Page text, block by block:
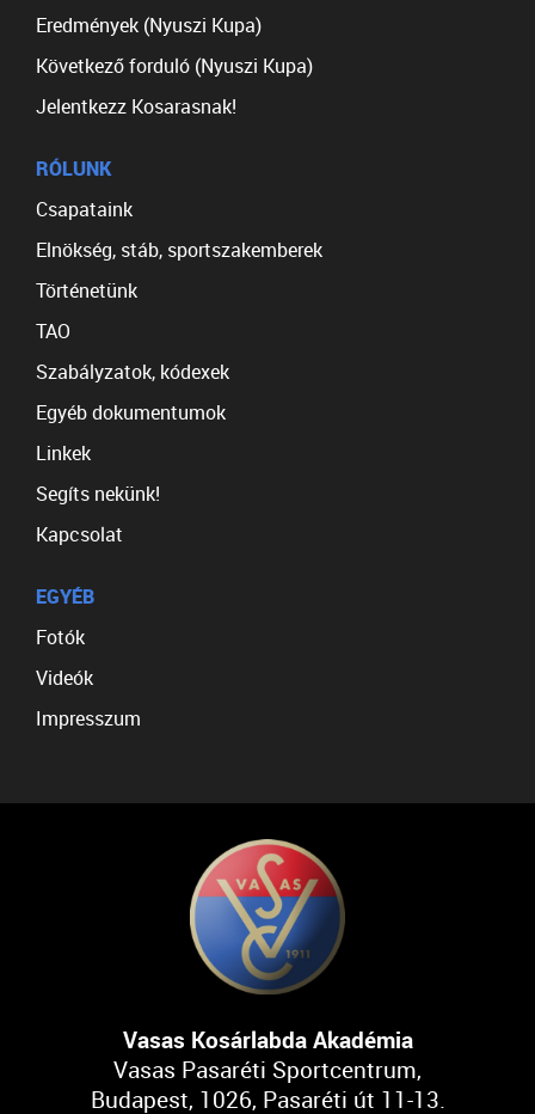
Eredmények (Nyuszi Kupa)
Következő forduló (Nyuszi Kupa)
Jelentkezz Kosarasnak!
RÓLUNK
Csapataink
Elnökség, stáb, sportszakemberek
Történetünk
TAO
Szabályzatok, kódexek
Egyéb dokumentumok
Linkek
Segíts nekünk!
Kapcsolat
EGYÉB
Fotók
Videók
Impresszum
Vasas Kosárlabda Akadémia
Vasas Pasaréti Sportcentrum,
Budapest, 1026, Pasaréti út 11-13.